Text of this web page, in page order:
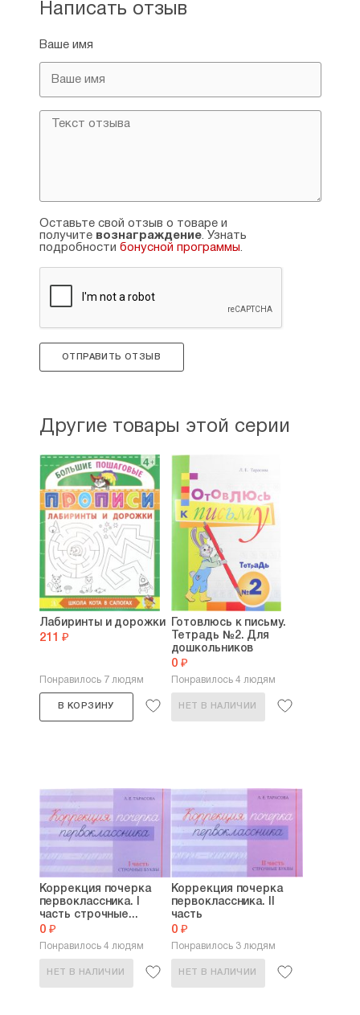
Написать отзыв
Ваше имя
Оставьте свой отзыв о товаре и
получите вознаграждение. Узнать
подробности бонусной программы.
ОТПРАВИТЬ ОТЗЫВ
Другие товары этой серии
Лабиринты и дорожки
211 ₽
Понравилось 7 людям
В КОРЗИНУ
Готовлюсь к письму.
Тетрадь №2. Для
дошкольников
0 ₽
Понравилось 4 людям
НЕТ В НАЛИЧИИ
Коррекция почерка
первоклассника. I
часть строчные...
0 ₽
Понравилось 4 людям
НЕТ В НАЛИЧИИ
Коррекция почерка
первоклассника. II
часть
0 ₽
Понравилось 3 людям
НЕТ В НАЛИЧИИ